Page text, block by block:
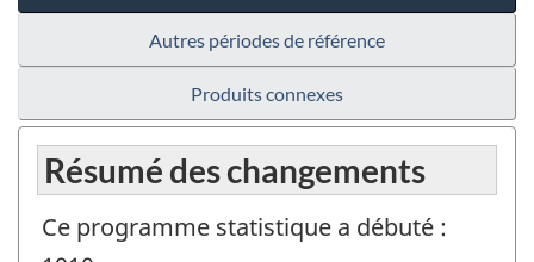
Autres périodes de référence
Produits connexes
Résumé des changements
Ce programme statistique a débuté :